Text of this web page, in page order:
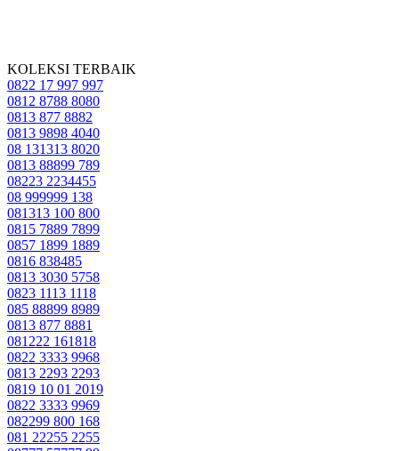
KOLEKSI TERBAIK
0822 17 997 997
0812 8788 8080
0813 877 8882
0813 9898 4040
08 131313 8020
0813 88899 789
08223 2234455
08 999999 138
081313 100 800
0815 7889 7899
0857 1899 1889
0816 838485
0813 3030 5758
0823 1113 1118
085 88899 8989
0813 877 8881
081222 161818
0822 3333 9968
0813 2293 2293
0819 10 01 2019
0822 3333 9969
082299 800 168
081 22255 2255